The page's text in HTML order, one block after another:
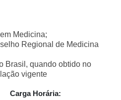
Medicina;
Regional de Medicina
Brasil, quando obtido no
vigente
Carga Horária: